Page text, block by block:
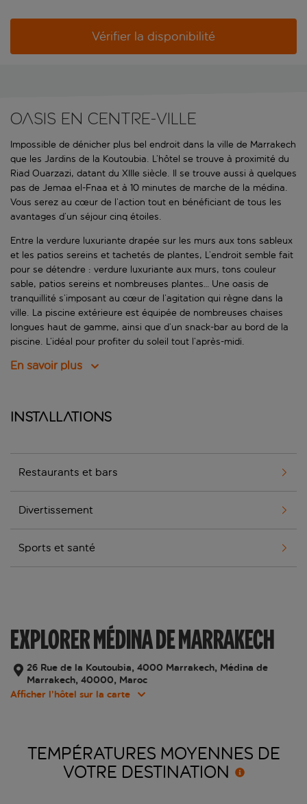
Vérifier la disponibilité
Oasis en centre-ville
Impossible de dénicher plus bel endroit dans la ville de Marrakech
que les Jardins de la Koutoubia. L’hôtel se trouve à proximité du
Riad Ouarzazi, datant du XIIIe siècle. Il se trouve aussi à quelques
pas de Jemaa el-Fnaa et à 10 minutes de marche de la médina.
Vous serez au cœur de l’action tout en bénéficiant de tous les
avantages d’un séjour cinq étoiles.
Entre la verdure luxuriante drapée sur les murs aux tons sableux
et les patios sereins et tachetés de plantes, L’endroit semble fait
pour se détendre : verdure luxuriante aux murs, tons couleur
sable, patios sereins et nombreuses plantes… Une oasis de
tranquillité s’imposant au cœur de l’agitation qui règne dans la
ville. La piscine extérieure est équipée de nombreuses chaises
longues haut de gamme, ainsi que d’un snack-bar au bord de la
piscine. L’idéal pour profiter du soleil tout l’après-midi.
En savoir plus
Installations
Restaurants et bars
Divertissement
Sports et santé
EXPLORER MÉDINA DE MARRAKECH
26 Rue de la Koutoubia, 4000 Marrakech, Médina de
Marrakech, 40000, Maroc
Afficher l’hôtel sur la carte
TEMPÉRATURES MOYENNES DE
VOTRE DESTINATION